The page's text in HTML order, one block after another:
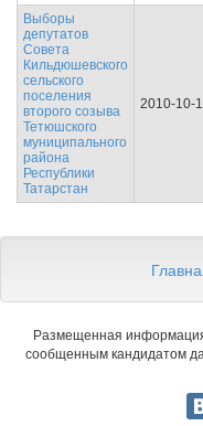
Выборы
депутатов
Совета
Кильдюшевского
сельского
поселения
второго созыва
Тетюшского
муниципального
района
Республики
Татарстан
2010-10-
Размещенная
сообщенным кандидатом